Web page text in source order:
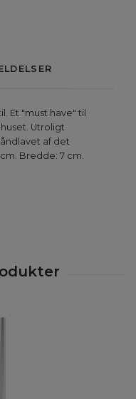
Et "must have" til
Utroligt
af det
Bredde: 7 cm.